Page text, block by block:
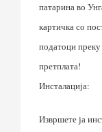
патарина во
картичка со
податоци
претплата!
Инсталација:
Извршете ја